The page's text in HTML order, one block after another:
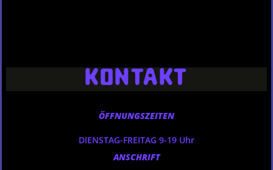
KONTAKT
ÖFFNUNGSZEITEN
DIENSTAG-FREITAG 9-19 Uhr
ANSCHRIFT